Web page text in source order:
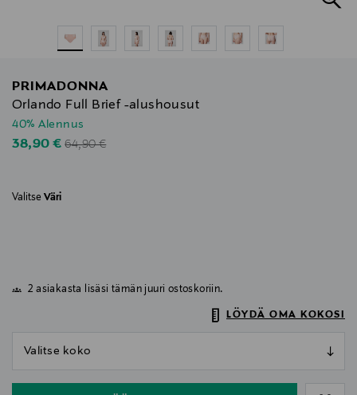
PRIMADONNA
Orlando Full Brief -alushousut
40% Alennus
Discounted Price
38,90 €Original Price
64,90 €
Valitse Väri
2 asiakasta lisäsi tämän juuri ostoskoriin.
LÖYDÄ OMA KOKOSI